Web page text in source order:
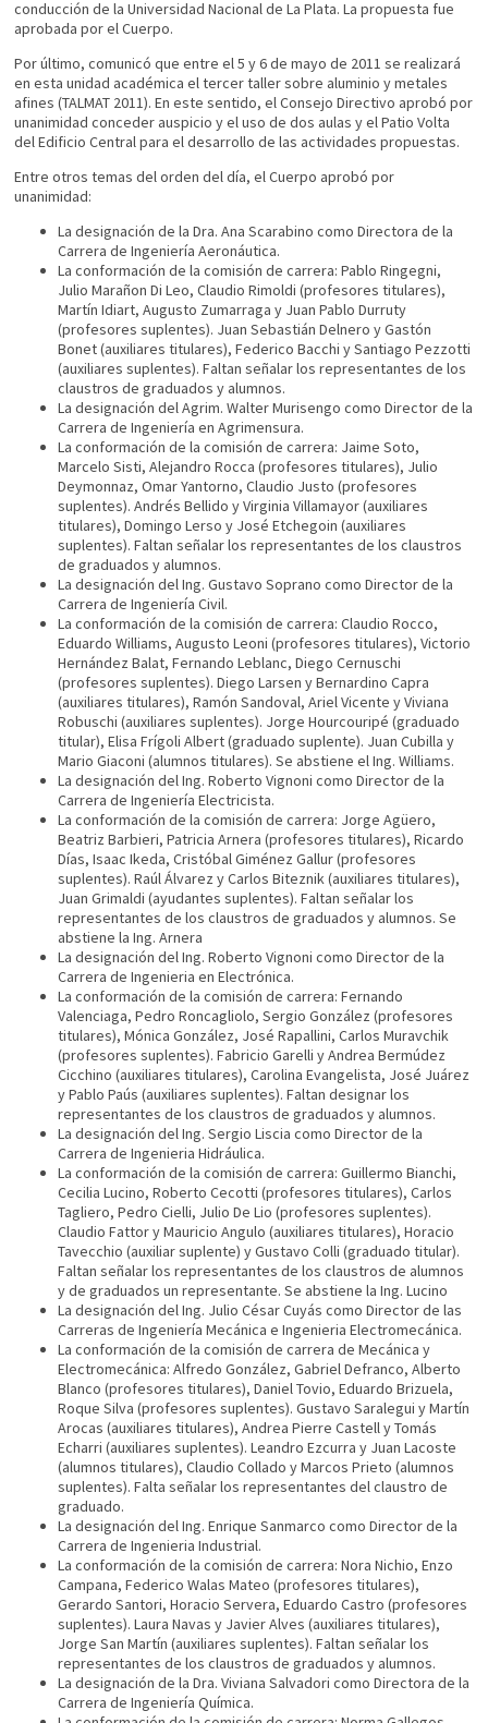
conducción de la Universidad Nacional de La Plata. La propuesta fue
aprobada por el Cuerpo.
Por último, comunicó que entre el 5 y 6 de mayo de 2011 se realizará
en esta unidad académica el tercer taller sobre aluminio y metales
afines (TALMAT 2011). En este sentido, el Consejo Directivo aprobó por
unanimidad conceder auspicio y el uso de dos aulas y el Patio Volta
del Edificio Central para el desarrollo de las actividades propuestas.
Entre otros temas del orden del día, el Cuerpo aprobó por
unanimidad:
La designación de la Dra. Ana Scarabino como Directora de la
Carrera de Ingeniería Aeronáutica.
La conformación de la comisión de carrera: Pablo Ringegni,
Julio Marañon Di Leo, Claudio Rimoldi (profesores titulares),
Martín Idiart, Augusto Zumarraga y Juan Pablo Durruty
(profesores suplentes). Juan Sebastián Delnero y Gastón
Bonet (auxiliares titulares), Federico Bacchi y Santiago Pezzotti
(auxiliares suplentes). Faltan señalar los representantes de los
claustros de graduados y alumnos.
La designación del Agrim. Walter Murisengo como Director de la
Carrera de Ingeniería en Agrimensura.
La conformación de la comisión de carrera: Jaime Soto,
Marcelo Sisti, Alejandro Rocca (profesores titulares), Julio
Deymonnaz, Omar Yantorno, Claudio Justo (profesores
suplentes). Andrés Bellido y Virginia Villamayor (auxiliares
titulares), Domingo Lerso y José Etchegoin (auxiliares
suplentes). Faltan señalar los representantes de los claustros
de graduados y alumnos.
La designación del Ing. Gustavo Soprano como Director de la
Carrera de Ingeniería Civil.
La conformación de la comisión de carrera: Claudio Rocco,
Eduardo Williams, Augusto Leoni (profesores titulares), Victorio
Hernández Balat, Fernando Leblanc, Diego Cernuschi
(profesores suplentes). Diego Larsen y Bernardino Capra
(auxiliares titulares), Ramón Sandoval, Ariel Vicente y Viviana
Robuschi (auxiliares suplentes). Jorge Hourcouripé (graduado
titular), Elisa Frígoli Albert (graduado suplente). Juan Cubilla y
Mario Giaconi (alumnos titulares). Se abstiene el Ing. Williams.
La designación del Ing. Roberto Vignoni como Director de la
Carrera de Ingeniería Electricista.
La conformación de la comisión de carrera: Jorge Agüero,
Beatriz Barbieri, Patricia Arnera (profesores titulares), Ricardo
Días, Isaac Ikeda, Cristóbal Giménez Gallur (profesores
suplentes). Raúl Álvarez y Carlos Biteznik (auxiliares titulares),
Juan Grimaldi (ayudantes suplentes). Faltan señalar los
representantes de los claustros de graduados y alumnos. Se
abstiene la Ing. Arnera
La designación del Ing. Roberto Vignoni como Director de la
Carrera de Ingenieria en Electrónica.
La conformación de la comisión de carrera: Fernando
Valenciaga, Pedro Roncagliolo, Sergio González (profesores
titulares), Mónica González, José Rapallini, Carlos Muravchik
(profesores suplentes). Fabricio Garelli y Andrea Bermúdez
Cicchino (auxiliares titulares), Carolina Evangelista, José Juárez
y Pablo Paús (auxiliares suplentes). Faltan designar los
representantes de los claustros de graduados y alumnos.
La designación del Ing. Sergio Liscia como Director de la
Carrera de Ingenieria Hidráulica.
La conformación de la comisión de carrera: Guillermo Bianchi,
Cecilia Lucino, Roberto Cecotti (profesores titulares), Carlos
Tagliero, Pedro Cielli, Julio De Lio (profesores suplentes).
Claudio Fattor y Mauricio Angulo (auxiliares titulares), Horacio
Tavecchio (auxiliar suplente) y Gustavo Colli (graduado titular).
Faltan señalar los representantes de los claustros de alumnos
y de graduados un representante. Se abstiene la Ing. Lucino
La designación del Ing. Julio César Cuyás como Director de las
Carreras de Ingeniería Mecánica e Ingenieria Electromecánica.
La conformación de la comisión de carrera de Mecánica y
Electromecánica: Alfredo González, Gabriel Defranco, Alberto
Blanco (profesores titulares), Daniel Tovio, Eduardo Brizuela,
Roque Silva (profesores suplentes). Gustavo Saralegui y Martín
Arocas (auxiliares titulares), Andrea Pierre Castell y Tomás
Echarri (auxiliares suplentes). Leandro Ezcurra y Juan Lacoste
(alumnos titulares), Claudio Collado y Marcos Prieto (alumnos
suplentes). Falta señalar los representantes del claustro de
graduado.
La designación del Ing. Enrique Sanmarco como Director de la
Carrera de Ingenieria Industrial.
La conformación de la comisión de carrera: Nora Nichio, Enzo
Campana, Federico Walas Mateo (profesores titulares),
Gerardo Santori, Horacio Servera, Eduardo Castro (profesores
suplentes). Laura Navas y Javier Alves (auxiliares titulares),
Jorge San Martín (auxiliares suplentes). Faltan señalar los
representantes de los claustros de graduados y alumnos.
La designación de la Dra. Viviana Salvadori como Directora de la
Carrera de Ingeniería Química.